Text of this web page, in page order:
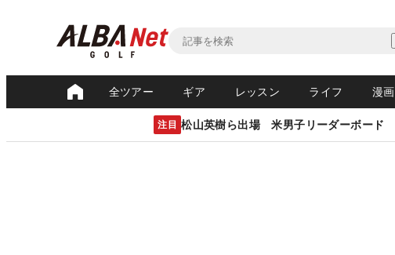
全ツアー ギア レッスン ライフ 漫画
注目 松山英樹ら出場 米男子リーダーボード